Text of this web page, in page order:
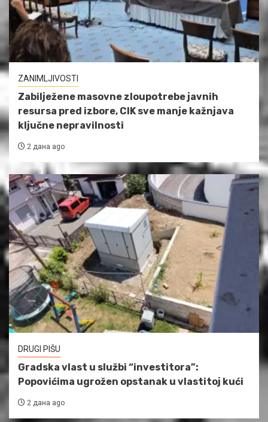
ZANIMLJIVOSTI
Zabilježene masovne zloupotrebe javnih
resursa pred izbore, CIK sve manje kažnjava
ključne nepravilnosti
2 дана ago
DRUGI PIŠU
Gradska vlast u službi “investitora”:
Popovićima ugrožen opstanak u vlastitoj kući
2 дана ago